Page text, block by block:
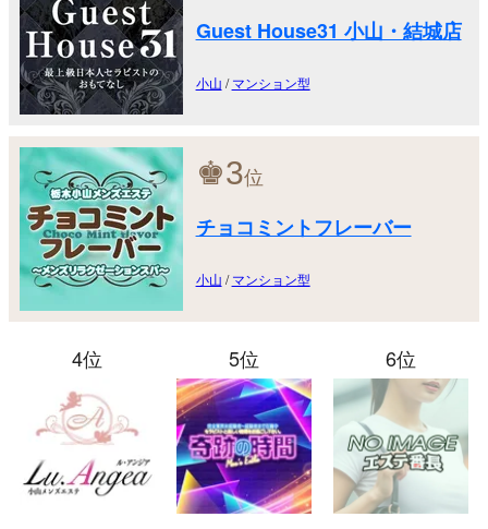
Guest House31 小山・結城店
小山 /マンション型
♚3位
チョコミントフレーバー
小山 /マンション型
4位 5位 6位